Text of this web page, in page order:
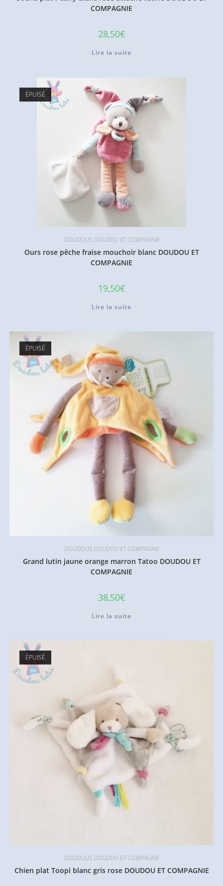
COMPAGNIE
28,50€
Lire la suite
ÉPUISÉ
DOUDOUS DOUDOU ET COMPAGNIE
Ours rose pêche fraise mouchoir blanc DOUDOU ET
COMPAGNIE
19,50€
Lire la suite
ÉPUISÉ
DOUDOUS DOUDOU ET COMPAGNIE
Grand lutin jaune orange marron Tatoo DOUDOU ET
COMPAGNIE
38,50€
Lire la suite
ÉPUISÉ
DOUDOUS DOUDOU ET COMPAGNIE
Chien plat Toopi blanc gris rose DOUDOU ET COMPAGNIE